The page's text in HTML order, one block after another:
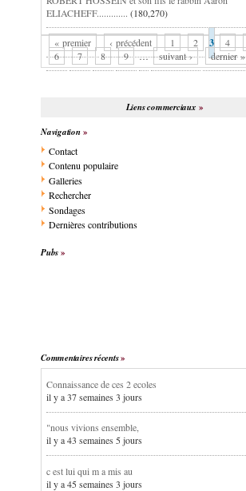
ELIACHEFF............. (180,270)
« premier ‹ précédent 1 2 3 4
6
7 8 9 … suivant › dernier »
Liens commerciaux
Navigation
Contact
Contenu populaire
Galleries
Rechercher
Sondages
Dernières contributions
Pubs
Commentaires récents
Connaissance de ces 2 ecoles
il y a 37 semaines 3 jours
"nous vivions ensemble,
il y a 43 semaines 5 jours
c est lui qui m a mis au
il y a 45 semaines 3 jours